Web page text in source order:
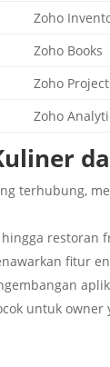
Zoho
Zoho Books
Zoho
Zoho
terhubung,
restoran
fitur
untuk